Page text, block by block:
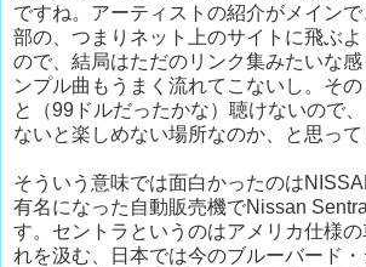
ですね。アーティストの紹介がメイン
部の、つまりネット上のサイトに飛ぶ
ので、結局はただのリンク集みたいな
ンプル曲もうまく流れてこないし。そ
と（99ドルだったかな）聴けないので
ないと楽しめない場所なのか、と思って
そういう意味では面白かったのは
有名になった自動販売機でNissan
す。セントラというのはアメリカ仕様
れを汲む、日本では今のブルーバード